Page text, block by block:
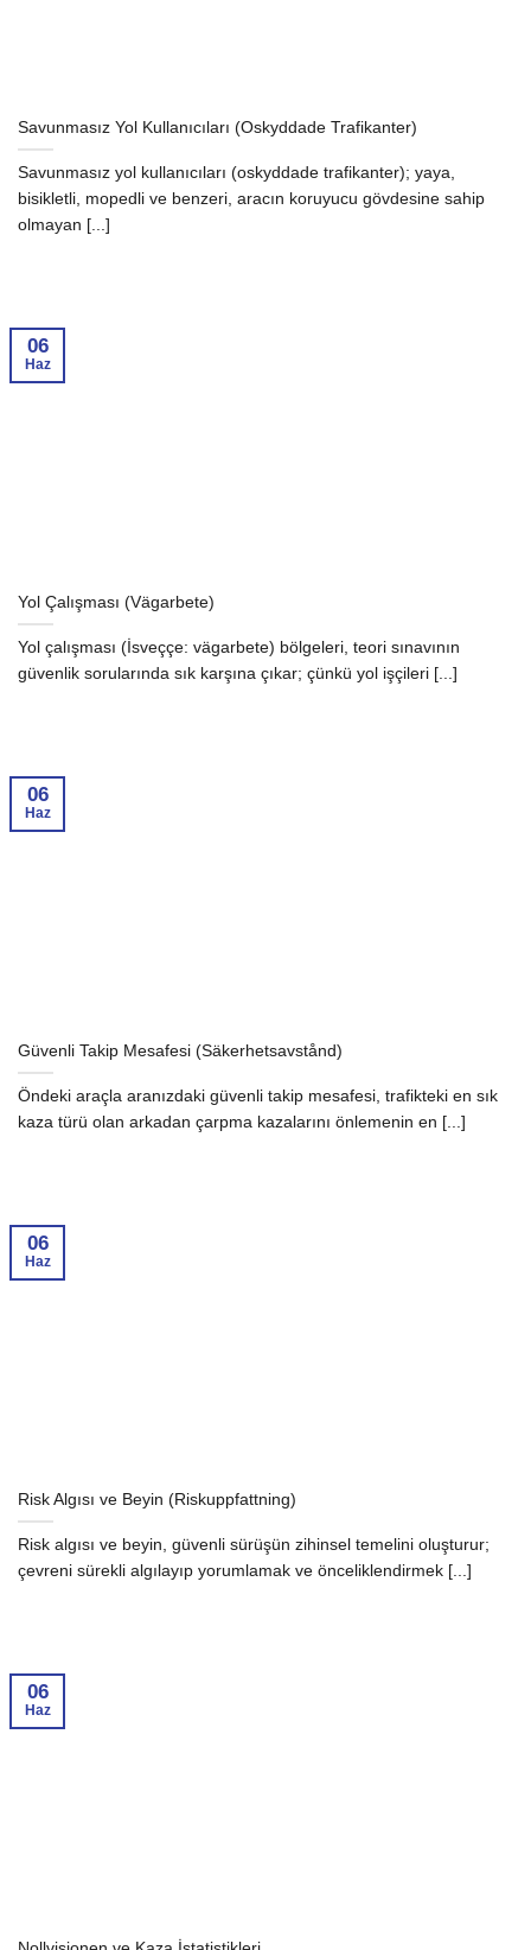
Savunmasız Yol Kullanıcıları (Oskyddade Trafikanter)
Savunmasız yol kullanıcıları (oskyddade trafikanter); yaya,
bisikletli, mopedli ve benzeri, aracın koruyucu gövdesine sahip
olmayan [...]
Yol Çalışması (Vägarbete)
Yol çalışması (İsveççe: vägarbete) bölgeleri, teori sınavının
güvenlik sorularında sık karşına çıkar; çünkü yol işçileri [...]
06
Haz
Güvenli Takip Mesafesi (Säkerhetsavstånd)
Öndeki araçla aranızdaki güvenli takip mesafesi, trafikteki en sık
kaza türü olan arkadan çarpma kazalarını önlemenin en [...]
06
Haz
Risk Algısı ve Beyin (Riskuppfattning)
Risk algısı ve beyin, güvenli sürüşün zihinsel temelini oluşturur;
çevreni sürekli algılayıp yorumlamak ve önceliklendirmek [...]
06
Haz
06
Haz